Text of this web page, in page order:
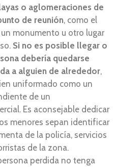
o aglomeraciones de
de reunión, como el
monumento u otro lugar
Si no es posible llegar o
debería quedarse
a alguien de alrededor,
uniformado como un
de un
Es aconsejable dedicar
menores sepan identificar
de la policía, servicios
de la zona.
perdida no tenga